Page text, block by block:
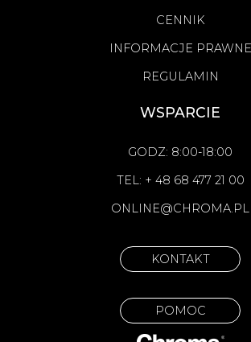
CENNIK
INFORMACJE PRAWNE
REGULAMIN
WSPARCIE
GODZ: 8:00-18:00
TEL: + 48 68 477 21 00
ONLINE@CHROMA.PL
KONTAKT
POMOC